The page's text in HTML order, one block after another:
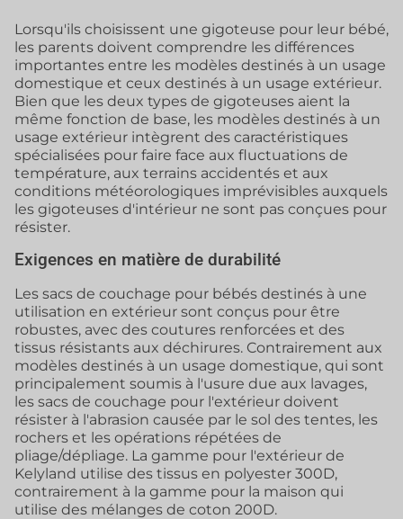
Lorsqu'ils choisissent une gigoteuse pour leur bébé,
les parents doivent comprendre les différences
importantes entre les modèles destinés à un usage
domestique et ceux destinés à un usage extérieur.
Bien que les deux types de gigoteuses aient la
même fonction de base, les modèles destinés à un
usage extérieur intègrent des caractéristiques
spécialisées pour faire face aux fluctuations de
température, aux terrains accidentés et aux
conditions météorologiques imprévisibles auxquels
les gigoteuses d'intérieur ne sont pas conçues pour
résister.
Exigences en matière de durabilité
Les sacs de couchage pour bébés destinés à une
utilisation en extérieur sont conçus pour être
robustes, avec des coutures renforcées et des
tissus résistants aux déchirures. Contrairement aux
modèles destinés à un usage domestique, qui sont
principalement soumis à l'usure due aux lavages,
les sacs de couchage pour l'extérieur doivent
résister à l'abrasion causée par le sol des tentes, les
rochers et les opérations répétées de
pliage/dépliage. La gamme pour l'extérieur de
Kelyland utilise des tissus en polyester 300D,
contrairement à la gamme pour la maison qui
utilise des mélanges de coton 200D.